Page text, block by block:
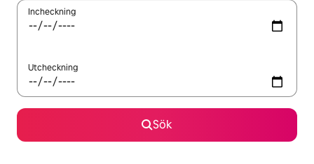
Incheckning
Utcheckning
Sök